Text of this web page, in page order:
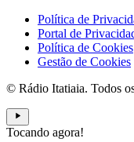
Política de
Portal de
Política de Cookies
Gestão de Cookies
© Rádio Itatiaia. Todos
Tocando agora!